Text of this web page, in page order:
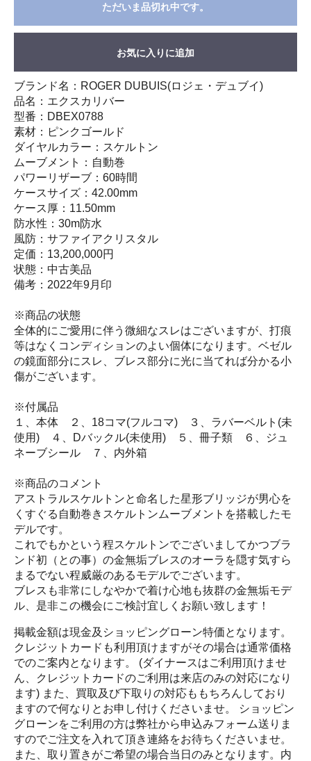
ただいま品切れ中です。
お気に入りに追加
ブランド名：ROGER DUBUIS(ロジェ・デュブイ)
品名：エクスカリバー
型番：DBEX0788
素材：ピンクゴールド
ダイヤルカラー：スケルトン
ムーブメント：自動巻
パワーリザーブ：60時間
ケースサイズ：42.00mm
ケース厚：11.50mm
防水性：30m防水
風防：サファイアクリスタル
定価：13,200,000円
状態：中古美品
備考：2022年9月印
※商品の状態
全体的にご愛用に伴う微細なスレはございますが、打痕
等はなくコンディションのよい個体になります。ベゼル
の鏡面部分にスレ、ブレス部分に光に当てれば分かる小
傷がございます。
※付属品
１、本体 ２、18コマ(フルコマ) ３、ラバーベルト(未
使用) ４、Dバックル(未使用) ５、冊子類 ６、ジュ
ネーブシール ７、内外箱
※商品のコメント
アストラルスケルトンと命名した星形ブリッジが男心を
くすぐる自動巻きスケルトンムーブメントを搭載したモ
デルです。
これでもかという程スケルトンでございましてかつブラ
ンド初（との事）の金無垢ブレスのオーラを隠す気すら
まるでない程威厳のあるモデルでございます。
ブレスも非常にしなやかで着け心地も抜群の金無垢モデ
ル、是非この機会にご検討宜しくお願い致します！
掲載金額は現金及ショッピングローン特価となります。
クレジットカードも利用頂けますがその場合は通常価格
でのご案内となります。 (ダイナースはご利用頂けませ
ん、クレジットカードのご利用は来店のみの対応になり
ます) また、買取及び下取りの対応ももちろんしており
ますので何なりとお申し付けくださいませ。 ショッピン
グローンをご利用の方は弊社から申込みフォーム送りま
すのでご注文を入れて頂き連絡をお待ちくださいませ。
また、取り置きがご希望の場合当日のみとなります。内